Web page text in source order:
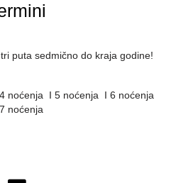
puta sedmično do kraja godine!
noćenja I 5 noćenja I 6 noćenja
noćenja